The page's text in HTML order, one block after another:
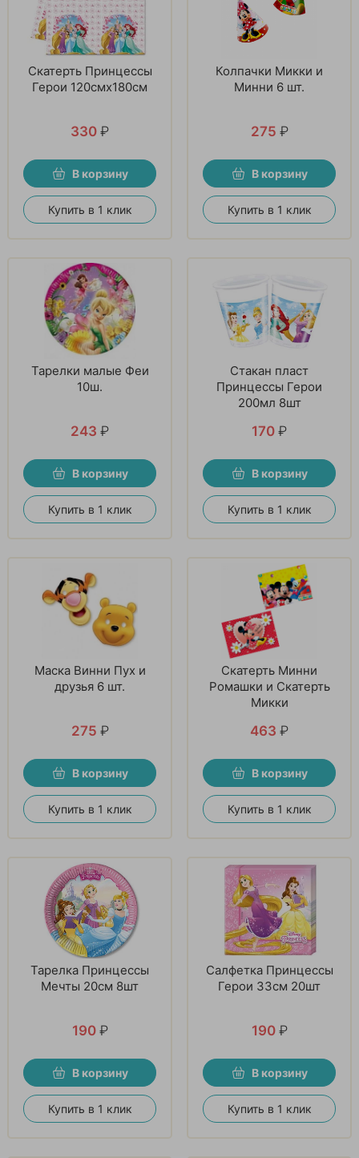
Скатерть Принцессы
Герои 120смх180см
330 ₽
В корзину
Купить в 1 клик
Колпачки Микки и
Минни 6 шт.
275 ₽
В корзину
Купить в 1 клик
Тарелки малые Феи
10ш.
243 ₽
В корзину
Купить в 1 клик
Стакан пласт
Принцессы Герои
200мл 8шт
170 ₽
В корзину
Купить в 1 клик
Маска Винни Пух и
друзья 6 шт.
275 ₽
В корзину
Купить в 1 клик
Скатерть Минни
Ромашки и Скатерть
Микки
463 ₽
В корзину
Купить в 1 клик
Тарелка Принцессы
Мечты 20см 8шт
190 ₽
В корзину
Купить в 1 клик
Салфетка Принцессы
Герои 33см 20шт
190 ₽
В корзину
Купить в 1 клик